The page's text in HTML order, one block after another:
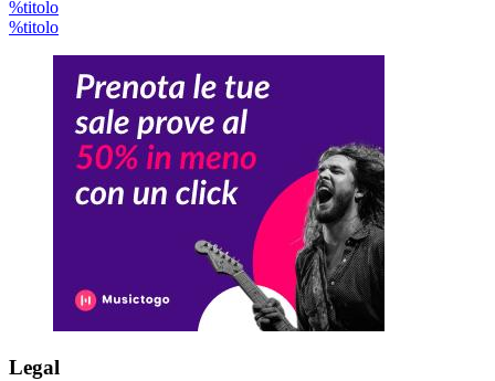
%titolo
%titolo
Legal